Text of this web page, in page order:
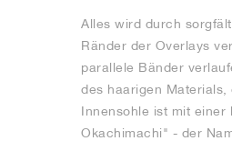
Alles wird durch
Ränder der Overlays
parallele Bänder
des haarigen
Innensohle ist mit einer
Okachimachi" - der